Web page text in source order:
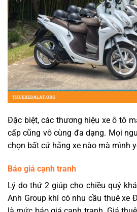
Đặc biệt, các thương hiệu xe ô tô
cấp cũng vô cùng đa dạng. Mọi
chọn bất cứ hãng xe nào mà mình
Báo giá cạnh tranh
Lý do thứ 2 giúp cho chiều quý
Anh Group khi có nhu cầu thuê xe